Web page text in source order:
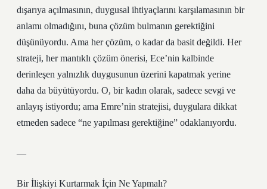
dışarıya açılmasının, duygusal ihtiyaçlarını karşılamasının bir
anlamı olmadığını, buna çözüm bulmanın gerektiğini
düşünüyordu. Ama her çözüm, o kadar da basit değildi. Her
strateji, her mantıklı çözüm önerisi, Ece’nin kalbinde
derinleşen yalnızlık duygusunun üzerini kapatmak yerine
daha da büyütüyordu. O, bir kadın olarak, sadece sevgi ve
anlayış istiyordu; ama Emre’nin stratejisi, duygulara dikkat
etmeden sadece “ne yapılması gerektiğine” odaklanıyordu.
—
Bir İlişkiyi Kurtarmak İçin Ne Yapmalı?